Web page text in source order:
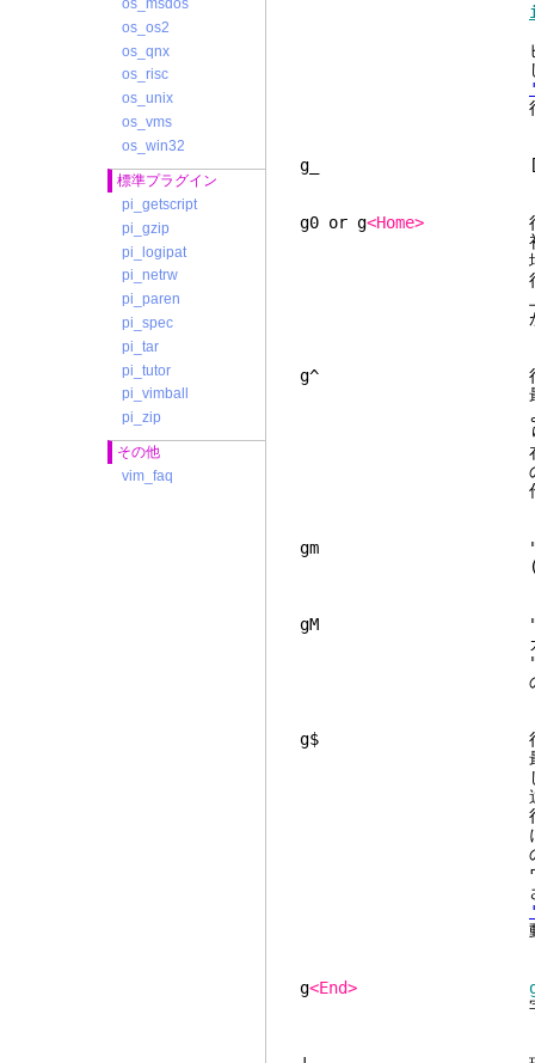
os_msdos
os_os2
os_qnx
os_risc
os_unix
os_vms
os_win32
標準プラグイン
pi_getscript
pi_gzip
pi_logipat
pi_netrw
pi_paren
pi_spec
pi_tar
pi_tutor
pi_vimball
pi_zip
その他
vim_faq
ビジュアルモード
します
行末の先から行の
g_ [count - 1]行下
g0 or g<Home> 行が折
初めの文字
場合に "0" と違
行が折り返さ
がスクリーン上に
g^ 行が折り返
最初の非空白
より広い行の場合
り返されて
在の行でもっとも
の非空白文字がス
作になり
gm "g0" と似ていま
(もしくは可能な
gM "g0" と似ていま
カウントあり: 行の
"10gM" はテキスト
の終わり近く
g$ 行が折り返
最後の文字に、そ
しま
違う動作に
行が折り返さ
に表示されている
のに移動します。
ウントが使われた
さらに、縦方向へ
動しま
g<End>
字までで